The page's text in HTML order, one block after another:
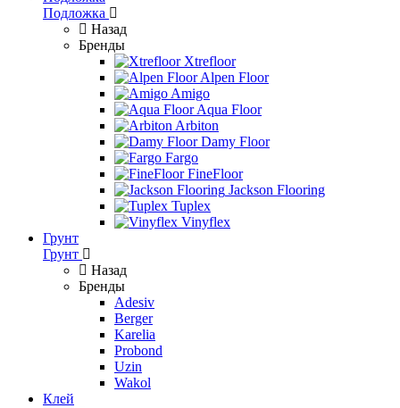
Подложка
Назад
Бренды
Xtrefloor
Alpen Floor
Amigo
Aqua Floor
Arbiton
Damy Floor
Fargo
FineFloor
Jackson Flooring
Tuplex
Vinyflex
Грунт
Грунт
Назад
Бренды
Adesiv
Berger
Karelia
Probond
Uzin
Wakol
Клей